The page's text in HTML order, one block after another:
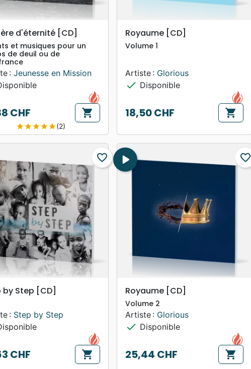
search APERÇU RAPIDE
d'éternité [CD]
et musiques pour un
de deuil ou de
: Jeunesse en Mission
CHF shopping_cart
star star star star star(2)
search APERÇU RAPIDE
Royaume [CD]
Volume 1
Artiste : Glorious
check Disponible
Prix
18,50 CHF shopping_cart
search APERÇU RAPIDE
favorite_border
by Step [CD]
: Step by Step
CHF shopping_cart
search APERÇU RAPIDE
play_arrow favorite_border
Royaume [CD]
Volume 2
Artiste : Glorious
check Disponible
Prix
25,44 CHF shopping_cart